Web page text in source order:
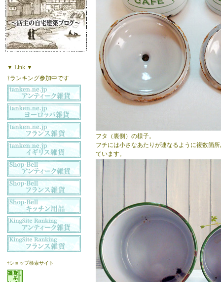
▼ Link ▼
†ランキング参加中です
†ショップ検索サイト
フタ（裏側）の様子。
フチには小さなあたりが連なるように複数箇
ています。